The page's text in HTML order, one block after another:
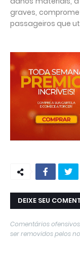
graves,
passageiros que
DEIXE SEU
Comentários
ser removidos pelos